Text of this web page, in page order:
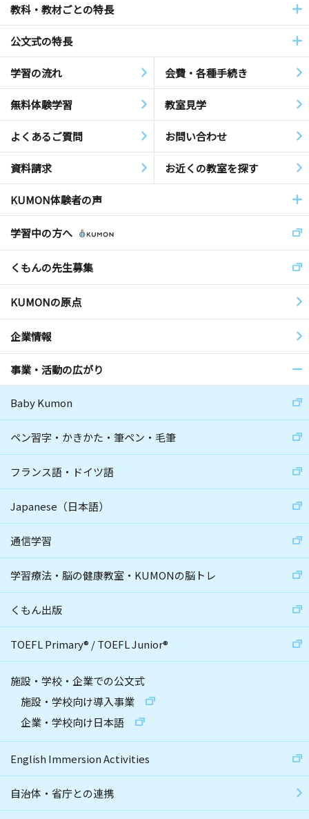
教科・教材ごとの特長
公文式の特長
学習の流れ 会費・各種手続き
無料体験学習 教室見学
よくあるご質問 お問い合わせ
資料請求 お近くの教室を探す
KUMON体験者の声
学習中の方へ
くもんの先生募集
KUMONの原点
企業情報
事業・活動の広がり
Baby Kumon
ペン習字・かきかた・筆ペン・毛筆
フランス語・ドイツ語
Japanese（日本語）
通信学習
学習療法・脳の健康教室・KUMONの脳トレ
くもん出版
TOEFL Primary® /TOEFL Junior®
施設・学校・企業での公文式
施設・学校向け導入事業
企業・学校向け日本語
English Immersion Activities
自治体・省庁との連携